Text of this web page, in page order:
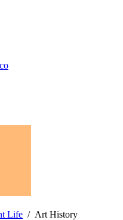
Life
Art History